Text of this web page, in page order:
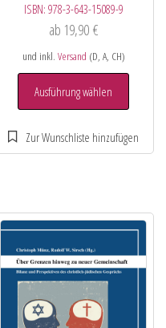
ISBN: 978-3-643-15089-9
ab 19,90 €
und inkl. Versand (D, A, CH)
Ausführung wählen